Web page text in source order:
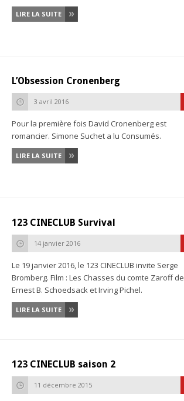
LIRE LA SUITE
L’Obsession Cronenberg
3 avril 2016
Pour la première fois David Cronenberg est
romancier. Simone Suchet a lu Consumés.
LIRE LA SUITE
123 CINECLUB Survival
14 janvier 2016
Le 19 janvier 2016, le 123 CINECLUB invite Serge
Bromberg. Film : Les Chasses du comte Zaroff de
Ernest B. Schoedsack et Irving Pichel.
LIRE LA SUITE
123 CINECLUB saison 2
11 décembre 2015